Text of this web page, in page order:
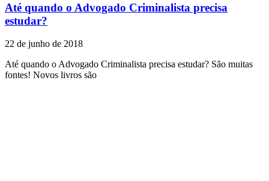
Até quando o Advogado Criminalista precisa
estudar?
22 de junho de 2018
Até quando o Advogado Criminalista precisa estudar? São muitas
fontes! Novos livros são